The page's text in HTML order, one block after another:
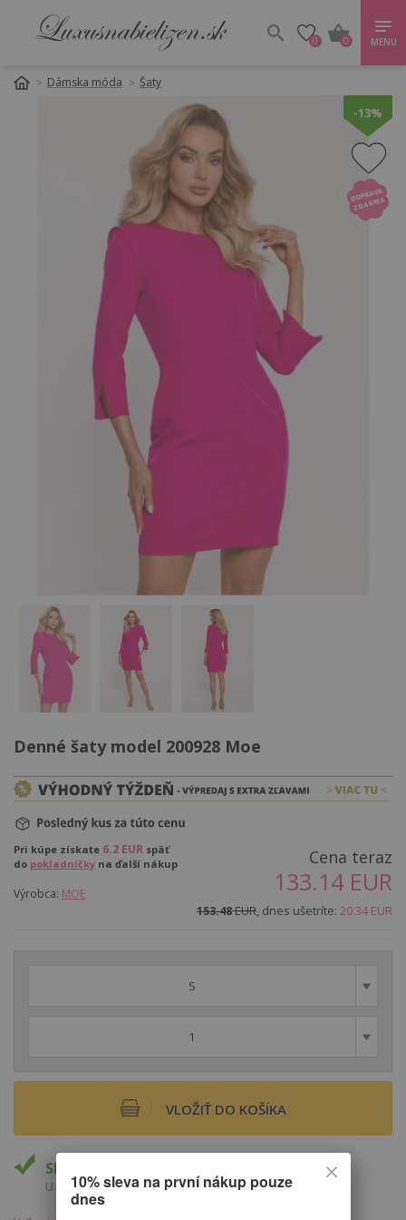
0 0 MENU
Dámska móda Šaty
-13%
Denné šaty model 200928 Moe
Pri kúpe získate 6.2 EUR späť
do pokladničky na ďalší nákup
Výrobca: MOE
Cena teraz
133.14 EUR
153.48EUR, dnes ušetríte: 20.34 EUR
S
1
VLOŽIŤ DO KOŠÍKA
Skladom
U Vás do 12.8.
10% sleva na první nákup pouze
dnes